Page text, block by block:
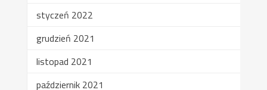
styczeń 2022
grudzień 2021
listopad 2021
październik 2021